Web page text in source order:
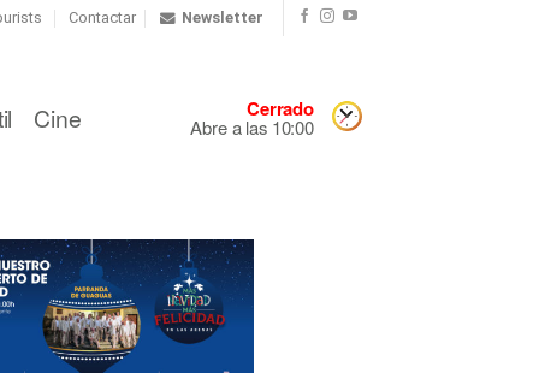
Contactar Newsletter
Cine Cerrado
Abre a las 10:00